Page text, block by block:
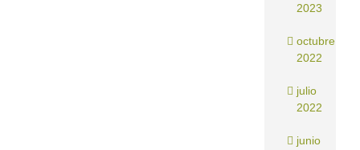
2023
octubre
2022
julio
2022
junio